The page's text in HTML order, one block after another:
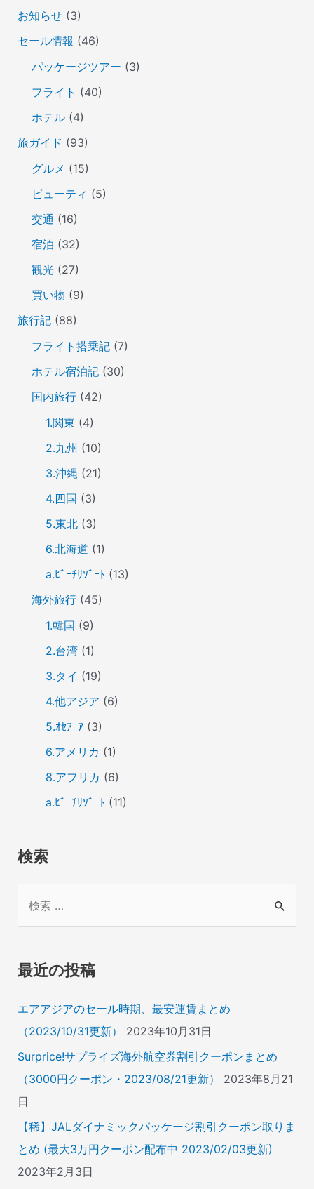
お知らせ(3)
セール情報 (46)
パッケージツアー (3)
フライト (40)
ホテル(4)
旅ガイド (93)
グルメ (15)
ビューティ (5)
交通 (16)
宿泊 (32)
観光(27)
買い物 (9)
旅行記(88)
フライト搭乗記(7)
ホテル宿泊記(30)
国内旅行(42)
1.関東 (4)
2.九州 (10)
3.沖縄(21)
4.四国 (3)
5.東北(3)
6.北海道 (1)
a.ﾋﾞｰﾁﾘｿﾞｰﾄ (13)
海外旅行(45)
1.韓国 (9)
2.台湾(1)
3.タイ (19)
4.他アジア (6)
5.ｵｾｱﾆｱ(3)
6.アメリカ (1)
8.アフリカ (6)
a.ﾋﾞｰﾁﾘｿﾞｰﾄ (11)
検索
象
最近の投稿
エアアジアのセール時期、最安運賃まとめ
（2023/10/31更新）
2023年10月31日
Surprice!サプライズ海外航空券割引クーポンまとめ
（3000円クーポン・2023/08/21更新）
2023年8月21
日
【稀】JALダイナミックパッケージ割引クーポン取りま
とめ (最大3万円クーポン配布中 2023/02/03更新)
2023年2月3日